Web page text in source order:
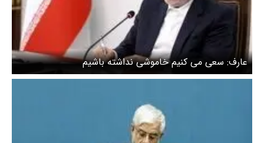
عارف: سعی می کنیم خاموشی نداشته باشیم